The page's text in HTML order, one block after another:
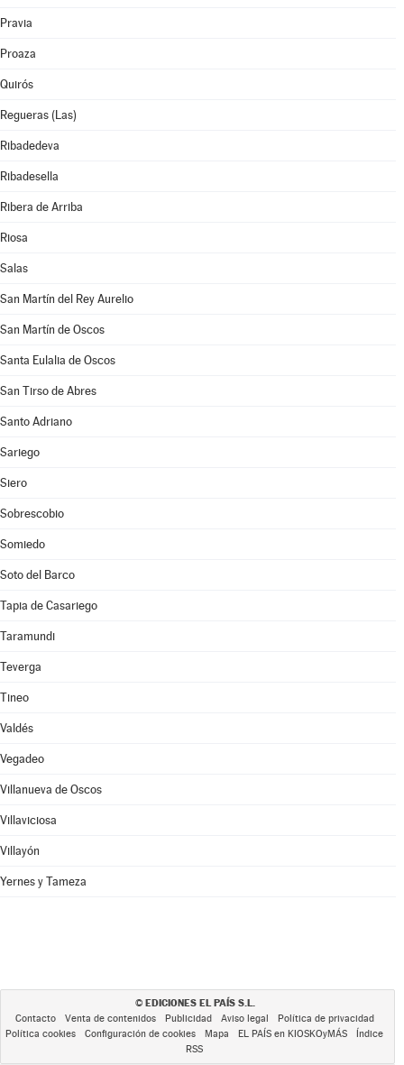
Pravia
Proaza
Quirós
Regueras (Las)
Ribadedeva
Ribadesella
Ribera de Arriba
Riosa
Salas
San Martín del Rey Aurelio
San Martín de Oscos
Santa Eulalia de Oscos
San Tirso de Abres
Santo Adriano
Sariego
Siero
Sobrescobio
Somiedo
Soto del Barco
Tapia de Casariego
Taramundi
Teverga
Tineo
Valdés
Vegadeo
Villanueva de Oscos
Villaviciosa
Villayón
Yernes y Tameza
© EDICIONES EL PAÍS S.L.
Contacto Venta de contenidos Publicidad Aviso legal
Política de privacidad
Política cookies
Configuración de cookies Mapa EL PAÍS en KIOSKOyMÁS
Índice
RSS